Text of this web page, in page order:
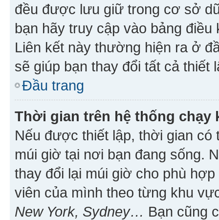
đều được lưu giữ trong cơ sở
bạn hãy truy cập vào bảng
Liên kết này thường hiện ra ở
sẽ giúp bạn thay đổi tất cả thiết
Đầu trang
Thời gian trên hệ thống chạy
Nếu được thiết lập, thời gian
múi giờ tại nơi bạn đang sống.
thay đổi lại múi giờ cho phù
viên của mình theo từng khu
New York, Sydney… Bạn cũng